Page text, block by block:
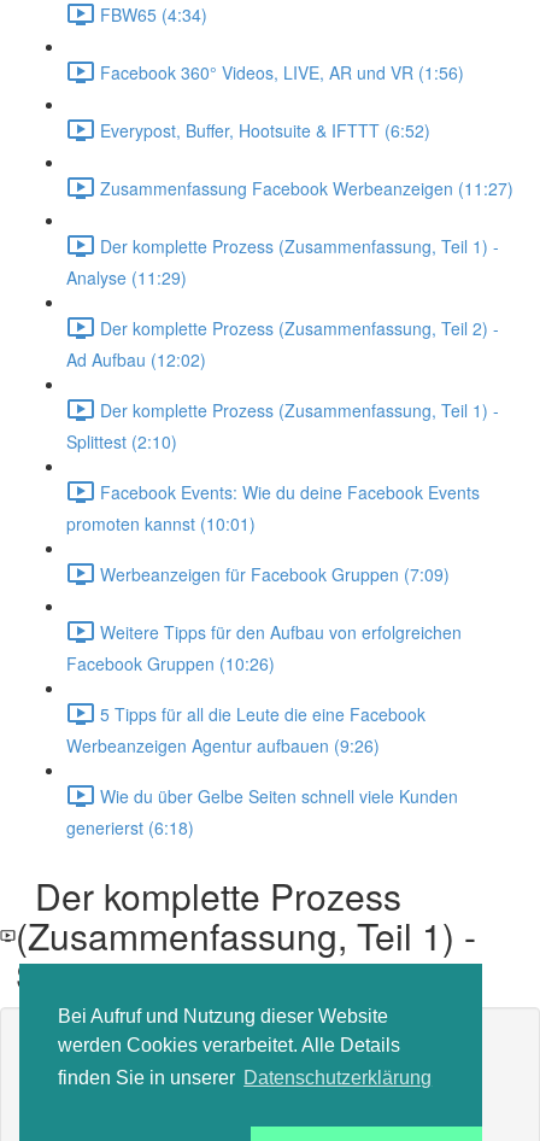
Bei Aufruf und Nutzung dieser Website
werden Cookies verarbeitet. Alle Details
finden Sie in unserer Datenschutzerklärung
FBW65 (4:34)
Facebook 360° Videos, LIVE, AR und VR (1:56)
Everypost, Buffer, Hootsuite & IFTTT (6:52)
Zusammenfassung Facebook Werbeanzeigen (11:27)
Der komplette Prozess (Zusammenfassung, Teil 1) -
Analyse (11:29)
Der komplette Prozess (Zusammenfassung, Teil 2) -
Ad Aufbau (12:02)
Der komplette Prozess (Zusammenfassung, Teil 1) -
Splittest (2:10)
Facebook Events: Wie du deine Facebook Events
promoten kannst (10:01)
Werbeanzeigen für Facebook Gruppen (7:09)
Weitere Tipps für den Aufbau von erfolgreichen
Facebook Gruppen (10:26)
5 Tipps für all die Leute die eine Facebook
Werbeanzeigen Agentur aufbauen (9:26)
Wie du über Gelbe Seiten schnell viele Kunden
generierst (6:18)
Der komplette Prozess
(Zusammenfassung, Teil 1) -
Splittest
Inhalt der Lektion gesperrt
Wenn Sie bereits eingeschrieben sind,müssen Sie sich
anmelden.
In den Kurs einschreiben, um zu entsperren